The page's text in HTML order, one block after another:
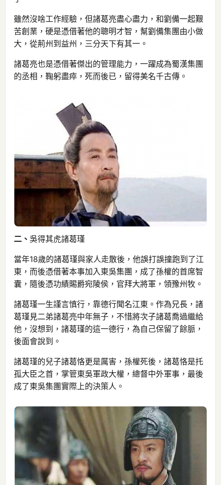
雖然沒啥工作經驗，但諸葛亮盡心盡力，和劉備一起艱
苦創業，硬是憑借著他的聰明才智，幫劉備集團由小做
大，從荊州到益州，三分天下有其一。
諸葛亮也是憑借著傑出的管理能力，一躍成為蜀漢集團
的丞相，鞠躬盡瘁，死而後已，留得美名千古傳。
二、 吳得其虎諸葛瑾
當年18歲的諸葛瑾與家人走散後，他誤打誤撞跑到了江
東，而後憑借著本事加入東吳集團，成了孫權的首席智
囊，隨後憑功績賜爵宛陵侯，官拜大將軍，領豫州牧。
諸葛瑾一生謹言慎行，靠德行聞名江東。作為兄長，諸
葛瑾見二弟諸葛亮中年無子，不惜將次子諸葛喬過繼給
他，沒想到，諸葛瑾的這一德行，為自己保留了餘脈，
後面會說到。
諸葛瑾的兒子諸葛恪更是厲害，孫權死後，諸葛恪是托
孤大臣之首，掌管東吳軍政大權，總督中外軍事，最後
成了東吳集團實際上的決策人。